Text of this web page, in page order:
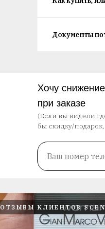
Документы
Хочу
при заказе
(Если вы видели
бы скидку/
Ваш номер
ОТЗЫВЫ КЛИЕНТОВ